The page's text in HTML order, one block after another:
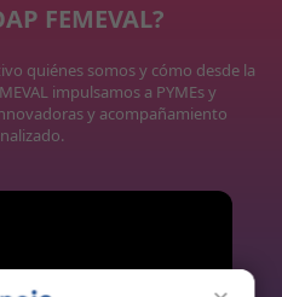
FEMEVAL?
quiénes somos y cómo desde la
impulsamos a PYMEs y
y acompañamiento